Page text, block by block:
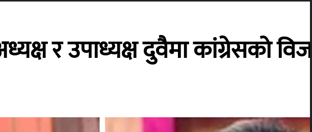
र उपाध्यक्ष दुवैमा कांग्रेसको विजयी